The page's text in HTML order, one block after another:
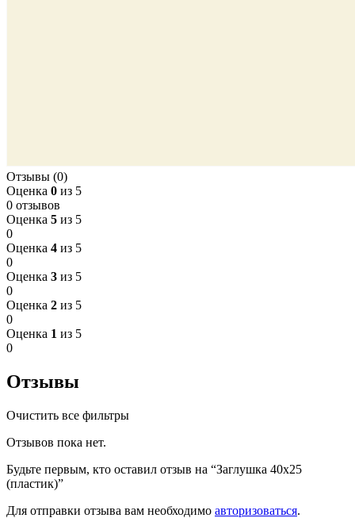
Отзывы (0)
Оценка 0 из 5
0 отзывов
Оценка 5 из 5
0
Оценка 4 из 5
0
Оценка 3 из 5
0
Оценка 2 из 5
0
Оценка 1 из 5
0
Отзывы
Очистить все фильтры
Отзывов пока нет.
Будьте первым, кто оставил отзыв на “Заглушка 40х25
(пластик)”
Для отправки отзыва вам необходимо авторизоваться.